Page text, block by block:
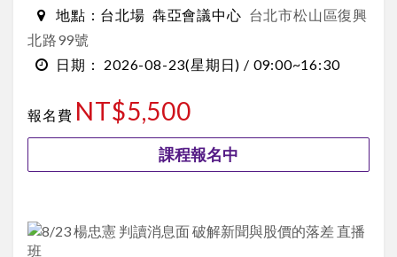
地點： 台北場 犇亞會議中心 台北市松山區復興
北路99號
日期： 2026-08-23(星期日) / 09:00~16:30
報名費 NT$5,500
課程報名中